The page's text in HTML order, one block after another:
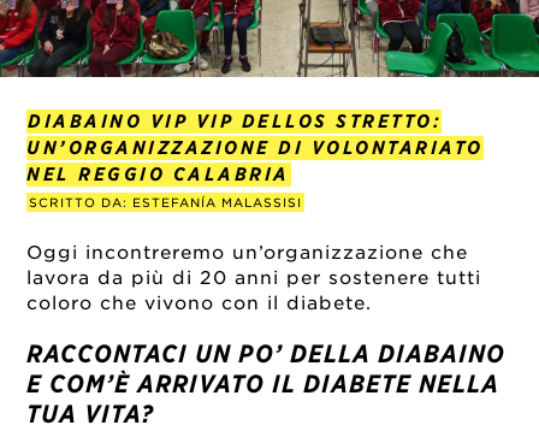
DIABAINO VIP VIP DELLOS STRETTO:
UN’ORGANIZZAZIONE DI VOLONTARIATO
NEL REGGIO CALABRIA
SCRITTO DA: ESTEFANÍA MALASSISI
Oggi incontreremo un’organizzazione che
lavora da più di 20 anni per sostenere tutti
coloro che vivono con il diabete.
RACCONTACI UN PO’ DELLA DIABAINO
E COM’È ARRIVATO IL DIABETE NELLA
TUA VITA?